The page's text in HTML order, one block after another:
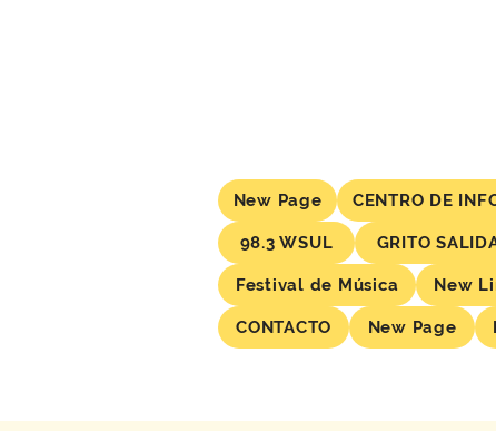
New Page CENTRO DE
98.3 WSUL GRITO
Festival de Música New
CONTACTO New Page